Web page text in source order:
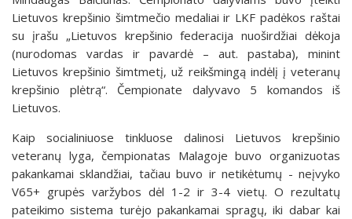
Lietuvos krepšinio šimtmečio medaliai ir LKF padėkos raštai
su įrašu „Lietuvos krepšinio federacija nuoširdžiai dėkoja
(nurodomas vardas ir pavardė – aut. pastaba), minint
Lietuvos krepšinio šimtmetį, už reikšmingą indėlį į veteranų
krepšinio plėtrą“. Čempionate dalyvavo 5 komandos iš
Lietuvos.
Kaip socialiniuose tinkluose dalinosi Lietuvos krepšinio
veteranų lyga, čempionatas Malagoje buvo organizuotas
pakankamai sklandžiai, tačiau buvo ir netikėtumų - neįvyko
V65+ grupės varžybos dėl 1-2 ir 3-4 vietų. O rezultatų
pateikimo sistema turėjo pakankamai spragų, iki dabar kai